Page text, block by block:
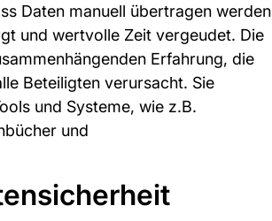
Daten manuell übertragen werden
und wertvolle Zeit vergeudet. Die
Erfahrung, die
Beteiligten verursacht. Sie
und Systeme, wie z.B.
und